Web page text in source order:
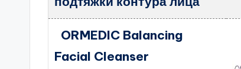
ORMEDIC Balancing
Facial Cleanser